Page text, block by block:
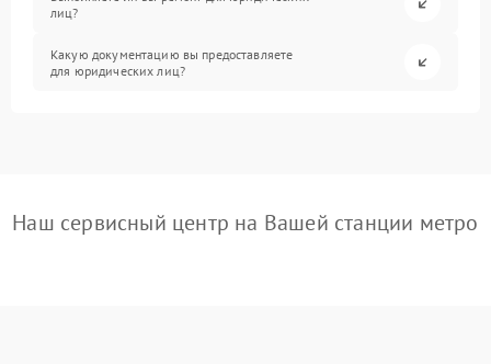
лиц?
Какую документацию вы предоставляете
для юридических лиц?
Наш сервисный центр на Вашей станции метро